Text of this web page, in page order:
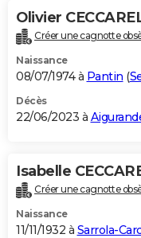
Olivier
Créer une cagnotte
Naissance
08/07/1974 à Pantin (
Décès
22/06/2023 à
Isabelle
Créer une cagnotte
Naissance
11/11/1932 à Sarrola-